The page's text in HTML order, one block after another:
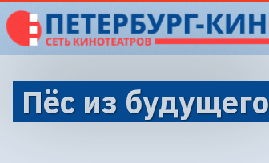
Пёс из будущего